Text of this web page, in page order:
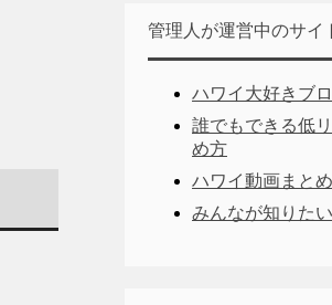
管理人が運営中のサイ
ハワイ大好きブ
誰でもできる低
め方
ハワイ動画まと
みんなが知りた